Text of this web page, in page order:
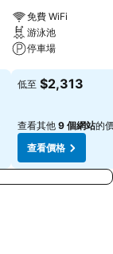
免費 WiFi
游泳池
停車場
查看價格
低至 $2,313
查看其他 9 個網站的
查看價格